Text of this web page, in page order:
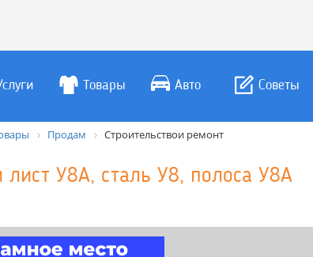
Товары Авто Советы
Продам Строительствои ремонт
лист У8А, сталь У8, полоса У8А